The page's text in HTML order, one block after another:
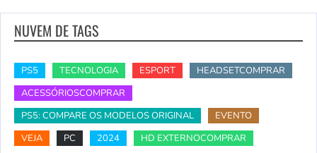
NUVEM DE TAGS
PS5 TECNOLOGIA ESPORT
HEADSETCOMPRAR
ACESSÓRIOSCOMPRAR
PS5: COMPARE OS MODELOS ORIGINAL
EVENTO
VEJA
PC 2024
HD EXTERNOCOMPRAR